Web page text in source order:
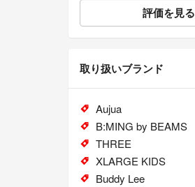
評価を見る
取り扱いブランド
Aujua
B:MING by BEAMS
THREE
XLARGE KIDS
Buddy Lee